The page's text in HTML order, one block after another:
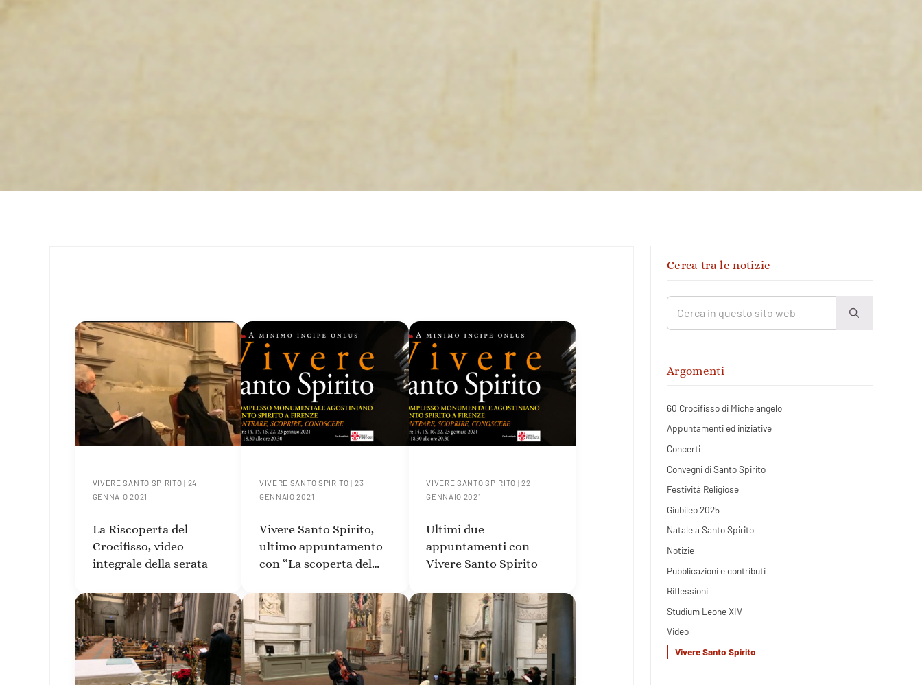
VIVERE SANTO SPIRITO | 24
GENNAIO 2021
La Riscoperta del
Crocifisso, video
integrale della serata
VIVERE SANTO SPIRITO | 23
GENNAIO 2021
Vivere Santo Spirito,
ultimo appuntamento
con “La scoperta del
Michelangelo”
VIVERE SANTO SPIRITO |22
GENNAIO 2021
Ultimi due
appuntamenti con
Vivere Santo Spirito
Sidebar
Cerca tra le notizie
Cerca in questo sito web
Submit search
Argomenti
60 Crocifisso di Michelangelo
Appuntamenti ed iniziative
Concerti
Convegni di Santo Spirito
Festività Religiose
Giubileo 2025
Natale a Santo Spirito
Notizie
Pubblicazioni e contributi
Riflessioni
Studium Leone XIV
Video
Vivere Santo Spirito